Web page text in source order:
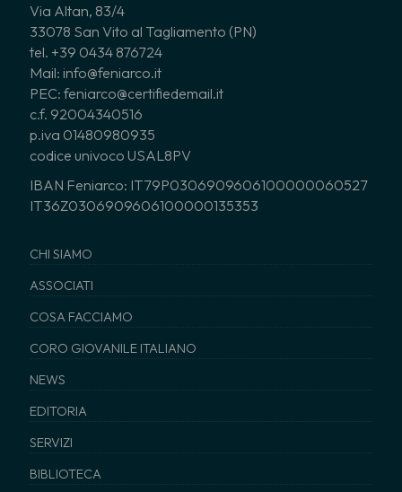
Via Altan, 83/4
33078 San Vito al Tagliamento (PN)
tel. +39 0434 876724
Mail: info@feniarco.it
PEC: feniarco@certifiedemail.it
c.f. 92004340516
p.iva 01480980935
codice univoco USAL8PV
IBAN Feniarco: IT79P0306909606100000060527
IT36Z0306909606100000135353
CHI SIAMO
ASSOCIATI
COSA FACCIAMO
CORO GIOVANILE ITALIANO
NEWS
EDITORIA
SERVIZI
BIBLIOTECA